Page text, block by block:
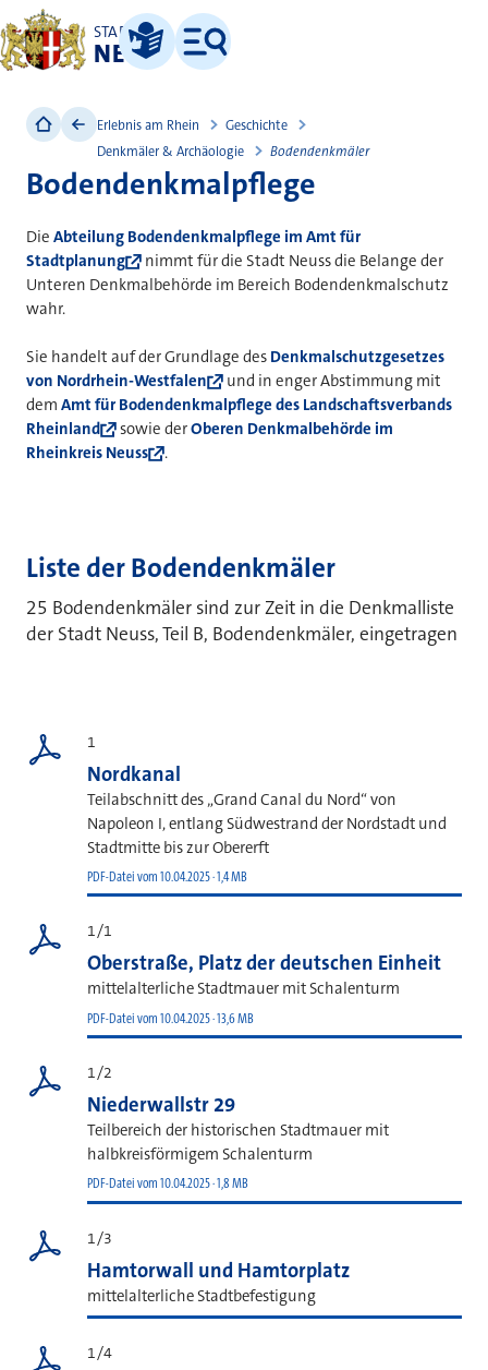
STADT
NEUSS
Leichte Sprache
Menü
Erlebnis am Rhein
Geschichte
Denkmäler & Archäologie
Bodendenkmäler
Bodendenkmalpflege
Die Abteilung Bodendenkmalpflege im Amt für
Stadtplanung
nimmt für die Stadt Neuss die Belange der
Unteren Denkmalbehörde im Bereich Bodendenkmalschutz
wahr.
Sie handelt auf der Grundlage des Denkmalschutzgesetzes
von Nordrhein-Westfalen
und in enger Abstimmung mit
dem Amt für Bodendenkmalpflege des Landschaftsverbands
Rheinland
sowie derOberen Denkmalbehörde im
Rheinkreis Neuss
.
Liste der Bodendenkmäler
25 Bodendenkmäler sind zur Zeit in die Denkmalliste
der Stadt Neuss, Teil B, Bodendenkmäler, eingetragen
1
Nordkanal
Teilabschnitt des „Grand Canal du Nord“ von
Napoleon I, entlang Südwestrand der Nordstadt und
Stadtmitte bis zur Obererft
PDF-Datei vom 10.04.2025 · 1,4 MB
1/1
Oberstraße, Platz der deutschen Einheit
mittelalterliche Stadtmauer mit Schalenturm
PDF-Datei vom 10.04.2025 · 13,6 MB
1/2
Niederwallstr 29
Teilbereich der historischen Stadtmauer mit
halbkreisförmigem Schalenturm
PDF-Datei vom 10.04.2025 · 1,8 MB
1/3
Hamtorwall und Hamtorplatz
mittelalterliche Stadtbefestigung
1/4